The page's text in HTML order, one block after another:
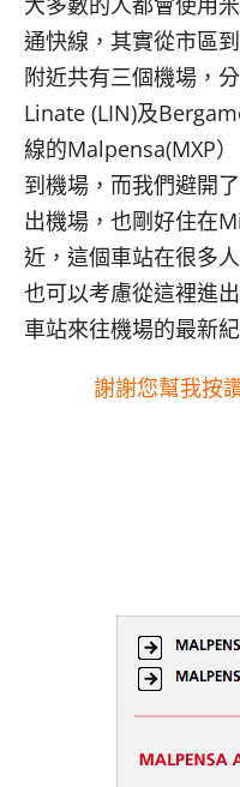
通快線，其實從市區
附近共有三個機場，
Linate (LIN)及
線的Malpensa(MXP
到機場，而我們避開
出機場，也剛好住在
近，這個車站在很多
也可以考慮從這裡進
車站來往機場的最新紀
謝謝您幫我按